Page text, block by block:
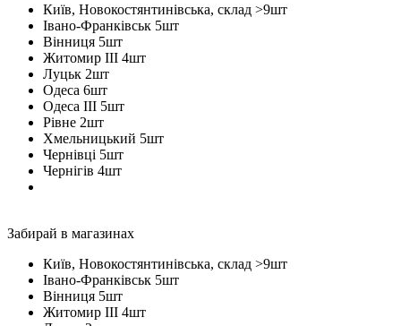
Київ, Новокостянтинівська, склад >9шт
Івано-Франківськ 5шт
Вінниця 5шт
Житомир ІІІ 4шт
Луцьк 2шт
Одеса 6шт
Одеса ІІІ 5шт
Рівне 2шт
Хмельницький 5шт
Чернівці 5шт
Чернігів 4шт
Забирай в магазинах
Київ, Новокостянтинівська, склад >9шт
Івано-Франківськ 5шт
Вінниця 5шт
Житомир ІІІ 4шт